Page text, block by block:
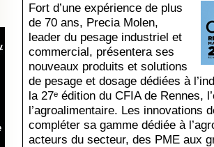
Fort d’une expérience de plus
de 70 ans, Precia Molen,
leader du pesage industriel et
commercial, présentera ses
nouveaux produits et solutions
de pesage et dosage dédiées à
la 27ᵉ édition du CFIA de Rennes,
l’agroalimentaire. Les innovations
compléter sa gamme dédiée à
acteurs du secteur, des PME aux